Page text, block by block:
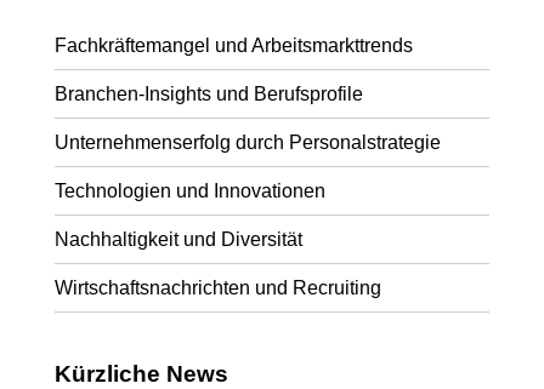
Fachkräftemangel und Arbeitsmarkttrends
Branchen-Insights und Berufsprofile
Unternehmenserfolg durch Personalstrategie
Technologien und Innovationen
Nachhaltigkeit und Diversität
Wirtschaftsnachrichten und Recruiting
Kürzliche News